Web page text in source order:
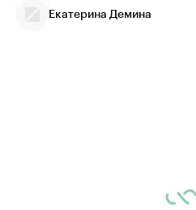
Екатерина Демина